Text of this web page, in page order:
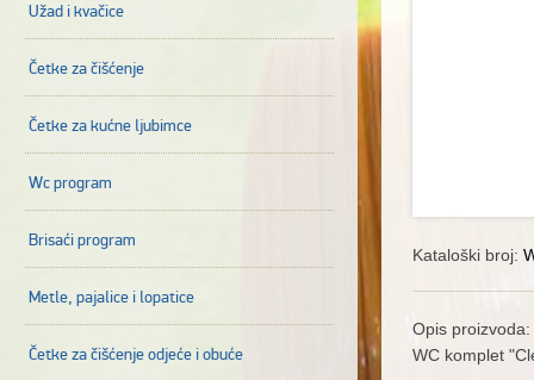
Užad i kvačice
Četke za čišćenje
Četke za kućne ljubimce
Wc program
Brisaći program
Metle, pajalice i lopatice
Četke za čišćenje odjeće i obuće
Kataloški broj:
Opis proizvoda:
WC komplet